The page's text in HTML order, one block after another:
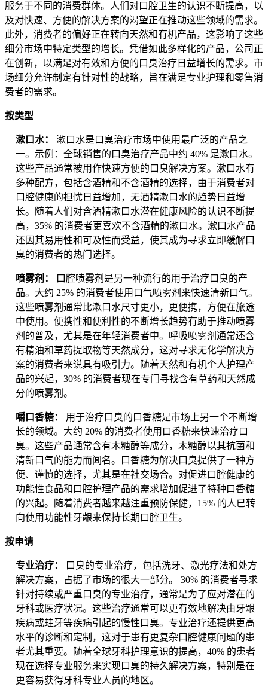
服务于不同的消费群体。人们对口腔卫生的认识不断提高，以
及对快速、方便的解决方案的渴望正在推动这些领域的需求。
此外，消费者的偏好正在转向天然和有机产品，这影响了这些
细分市场中特定类型的增长。凭借如此多样化的产品，公司正
在创新，以满足对有效和方便的口臭治疗日益增长的需求。市
场细分允许制定有针对性的战略，旨在满足专业护理和零售消
费者的需求。
按类型
漱口水： 漱口水是口臭治疗市场中使用最广泛的产品之
一。示例：全球销售的口臭治疗产品中约 40% 是漱口水。
这些产品通常被用作快速方便的口臭解决方案。漱口水有
多种配方，包括含酒精和不含酒精的选择，由于消费者对
口腔健康的担忧日益增加，无酒精漱口水的趋势日益增
长。随着人们对含酒精漱口水潜在健康风险的认识不断提
高，35% 的消费者更喜欢不含酒精的漱口水。漱口水产品
还因其易用性和可及性而受益，使其成为寻求立即缓解口
臭的消费者的热门选择。
喷雾剂：
口腔喷雾剂是另一种流行的用于治疗口臭的产
品。大约 25% 的消费者使用口气喷雾剂来快速清新口气。
这些喷雾剂通常比漱口水尺寸更小，更便携，方便在旅途
中使用。便携性和便利性的不断增长趋势有助于推动喷雾
剂的普及，尤其是在年轻消费者中。呼吸喷雾剂通常还含
有精油和草药提取物等天然成分，这对寻求无化学解决方
案的消费者来说具有吸引力。随着天然和有机个人护理产
品的兴起，30% 的消费者现在专门寻找含有草药和天然成
分的喷雾剂。
嚼口香糖： 用于治疗口臭的口香糖是市场上另一个不断增
长的领域。大约 20% 的消费者使用口香糖来快速治疗口
臭。这些产品通常含有木糖醇等成分，木糖醇以其抗菌和
清新口气的能力而闻名。口香糖为解决口臭提供了一种方
便、谨慎的选择，尤其是在社交场合。对促进口腔健康的
功能性食品和口腔护理产品的需求增加促进了特种口香糖
的兴起。随着消费者越来越注重预防保健，15% 的人已转
向使用功能性牙龈来保持长期口腔卫生。
按申请
专业治疗：
口臭的专业治疗，包括洗牙、激光疗法和处方
解决方案，占据了市场的很大一部分。 30% 的消费者寻求
针对持续或严重口臭的专业治疗，通常是为了应对潜在的
牙科或医疗状况。这些治疗通常可以更有效地解决由牙龈
疾病或蛀牙等疾病引起的慢性口臭。专业治疗还提供更高
水平的诊断和定制，这对于患有更复杂口腔健康问题的患
者尤其重要。随着全球牙科护理意识的提高，40% 的患者
现在选择专业服务来实现口臭的持久解决方案，特别是在
更容易获得牙科专业人员的地区。